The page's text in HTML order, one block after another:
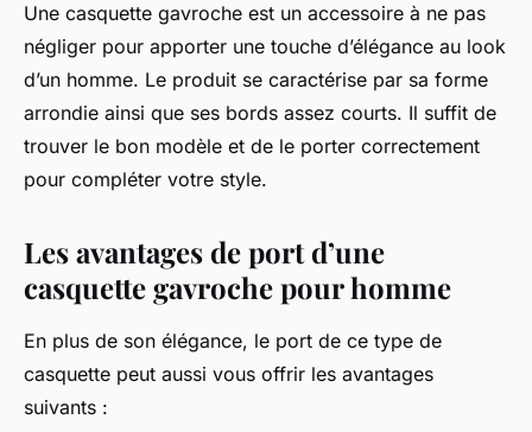
Une casquette gavroche est un accessoire à ne pas
négliger pour apporter une touche d’élégance au look
d’un homme. Le produit se caractérise par sa forme
arrondie ainsi que ses bords assez courts. Il suffit de
trouver le bon modèle et de le porter correctement
pour compléter votre style.
Les avantages de port d’une
casquette gavroche pour homme
En plus de son élégance, le port de ce type de
casquette peut aussi vous offrir les avantages
suivants :